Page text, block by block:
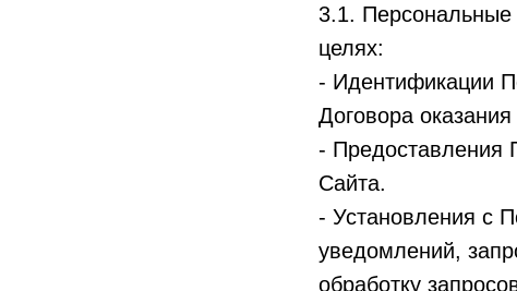
3.1. Персональные
целях:
- Идентификации
Договора
- Предоставления
Сайта.
- Установления с
уведомлений,
обработку